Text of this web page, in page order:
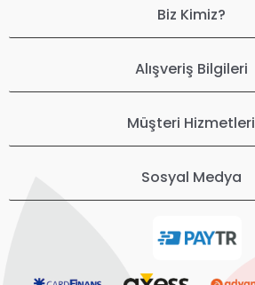
Biz Kimiz?
Alışveriş Bilgileri
Müşteri Hizmetleri
Sosyal Medya